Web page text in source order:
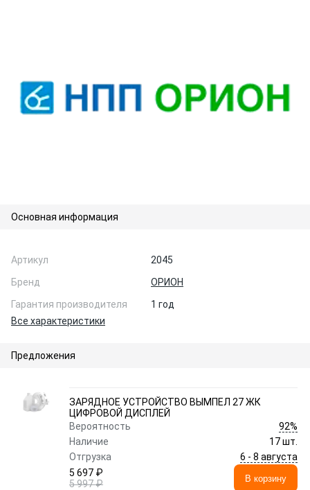
Основная информация
Артикул
2045
Бренд
ОРИОН
Гарантия производителя
1 год
Все характеристики
Предложения
ЗАРЯДНОЕ УСТРОЙСТВО ВЫМПЕЛ 27 ЖК
ЦИФРОВОЙ ДИСПЛЕЙ
Вероятность
92%
Наличие
17 шт.
Отгрузка
6 - 8 августа
5 697 ₽
5 997 ₽
В корзину